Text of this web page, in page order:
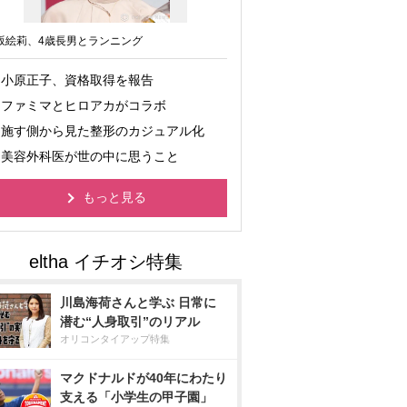
絵莉、4歳長男とランニング
小原正子、資格取得を報告
ファミマとヒロアカがコラボ
施す側から見た整形のカジュアル化
美容外科医が世の中に思うこと
もっと見る
川島海荷さんと学ぶ 日常に
潜む“人身取引”のリアル
オリコンタイアップ特集
マクドナルドが40年にわたり
支える「小学生の甲子園」